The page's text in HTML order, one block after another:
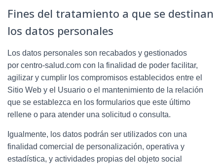
Fines del tratamiento a que se destinan
los datos personales
Los datos personales son recabados y gestionados
por centro-salud.com con la finalidad de poder facilitar,
agilizar y cumplir los compromisos establecidos entre el
Sitio Web y el Usuario o el mantenimiento de la relación
que se establezca en los formularios que este último
rellene o para atender una solicitud o consulta.
Igualmente, los datos podrán ser utilizados con una
finalidad comercial de personalización, operativa y
estadística, y actividades propias del objeto social